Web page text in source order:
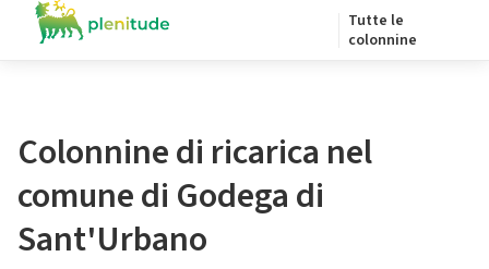
Tutte le
colonnine
Colonnine di ricarica nel
comune di Godega di
Sant'Urbano